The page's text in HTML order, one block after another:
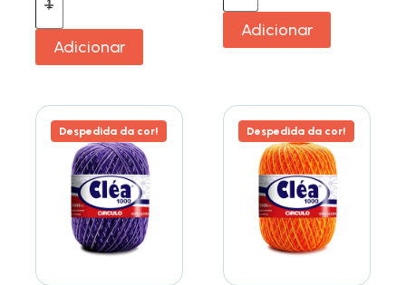
Adicionar
Adicionar
Despedida da cor! Despedida da cor!